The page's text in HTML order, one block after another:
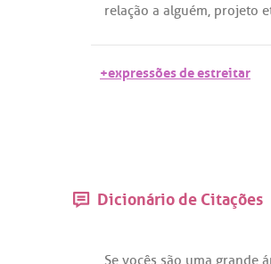
relação a alguém, projeto
+expressões de estreitar
Dicionário de Citações